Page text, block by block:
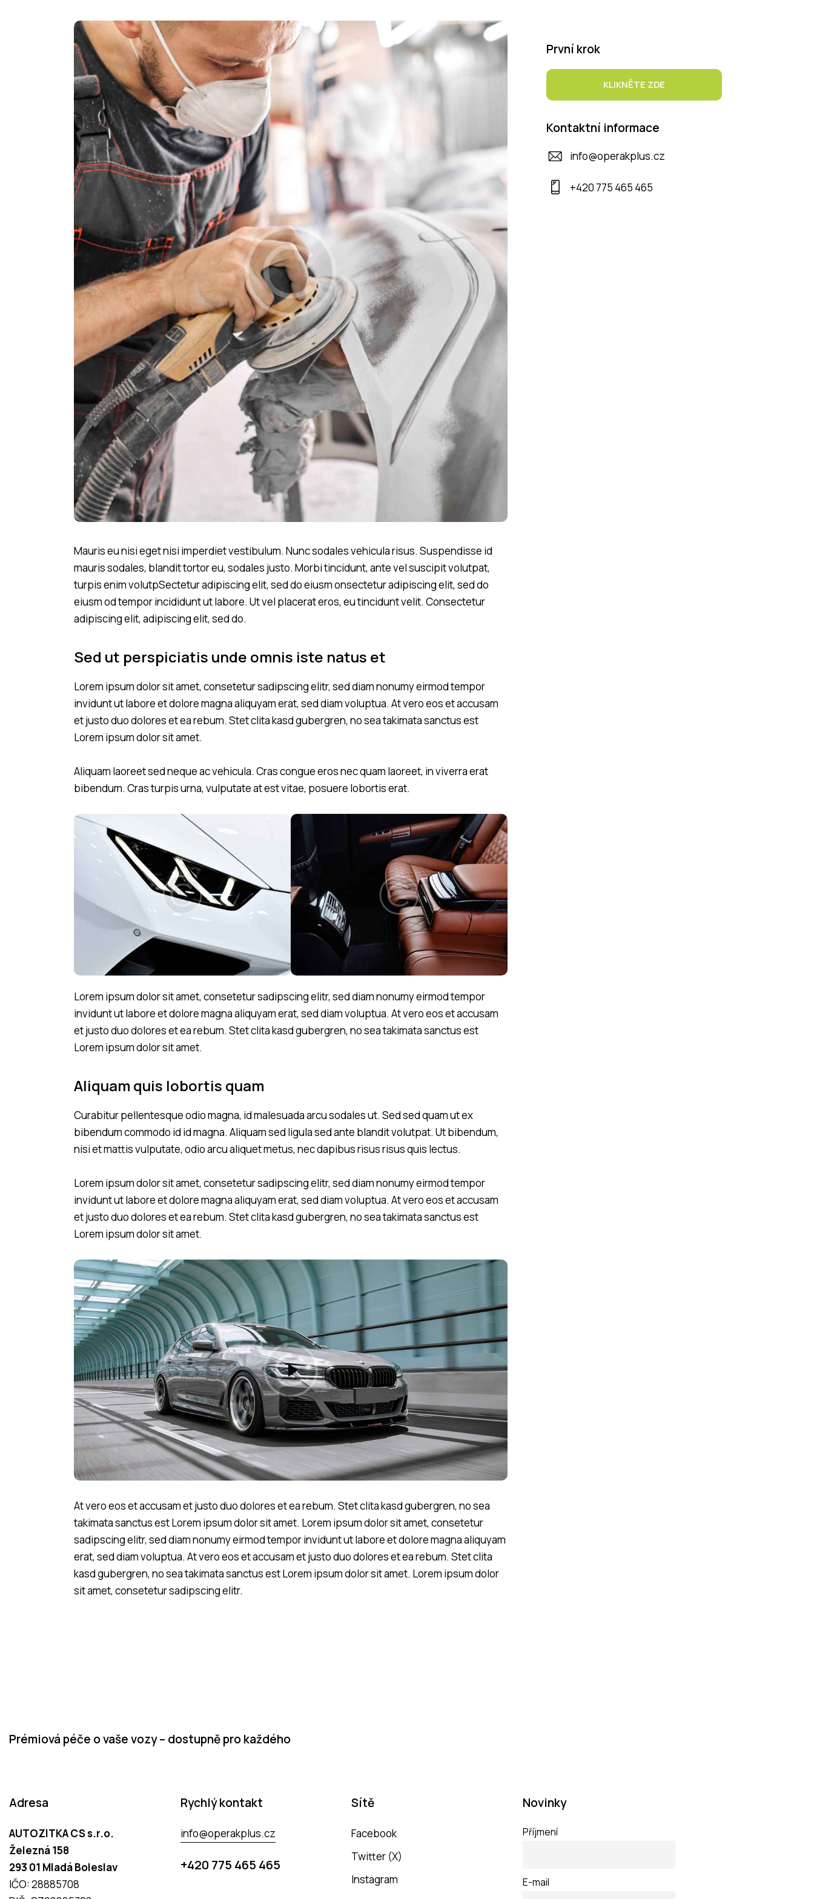
Mauris eu nisi eget nisi imperdiet vestibulum. Nunc sodales vehicula risus. Suspendisse id
mauris sodales, blandit tortor eu, sodales justo. Morbi tincidunt, ante vel suscipit volutpat,
turpis enim volutpSectetur adipiscing elit, sed do eiusm onsectetur adipiscing elit, sed do
eiusm od tempor incididunt ut labore. Ut vel placerat eros, eu tincidunt velit. Consectetur
adipiscing elit, adipiscing elit, sed do.
Sed ut perspiciatis unde omnis iste natus et
Lorem ipsum dolor sit amet, consetetur sadipscing elitr, sed diam nonumy eirmod tempor
invidunt ut labore et dolore magna aliquyam erat, sed diam voluptua. At vero eos et accusam
et justo duo dolores et ea rebum. Stet clita kasd gubergren, no sea takimata sanctus est
Lorem ipsum dolor sit amet.
Aliquam laoreet sed neque ac vehicula. Cras congue eros nec quam laoreet, in viverra erat
bibendum. Cras turpis urna, vulputate at est vitae, posuere lobortis erat.
Lorem ipsum dolor sit amet, consetetur sadipscing elitr, sed diam nonumy eirmod tempor
invidunt ut labore et dolore magna aliquyam erat, sed diam voluptua. At vero eos et accusam
et justo duo dolores et ea rebum. Stet clita kasd gubergren, no sea takimata sanctus est
Lorem ipsum dolor sit amet.
Aliquam quis lobortis quam
Curabitur pellentesque odio magna, id malesuada arcu sodales ut. Sed sed quam ut ex
bibendum commodo id id magna. Aliquam sed ligula sed ante blandit volutpat. Ut bibendum,
nisi et mattis vulputate, odio arcu aliquet metus, nec dapibus risus risus quis lectus.
Lorem ipsum dolor sit amet, consetetur sadipscing elitr, sed diam nonumy eirmod tempor
invidunt ut labore et dolore magna aliquyam erat, sed diam voluptua. At vero eos et accusam
et justo duo dolores et ea rebum. Stet clita kasd gubergren, no sea takimata sanctus est
Lorem ipsum dolor sit amet.
At vero eos et accusam et justo duo dolores et ea rebum. Stet clita kasd gubergren, no sea
takimata sanctus est Lorem ipsum dolor sit amet. Lorem ipsum dolor sit amet, consetetur
sadipscing elitr, sed diam nonumy eirmod tempor invidunt ut labore et dolore magna aliquyam
erat, sed diam voluptua. At vero eos et accusam et justo duo dolores et ea rebum. Stet clita
kasd gubergren, no sea takimata sanctus est Lorem ipsum dolor sit amet. Lorem ipsum dolor
sit amet, consetetur sadipscing elitr.
První krok
KLIKNĚTE ZDE
Kontaktní informace
info@operakplus.cz
+420 775 465 465
Prémiová péče o vaše vozy – dostupně pro každého
Adresa
AUTOZITKA CS s.r.o.
Železná 158
293 01 Mladá Boleslav
IČO: 28885708
Rychlý kontakt
info@operakplus.cz
+420 775 465 465
Sítě
Facebook
Twitter (X)
Instagram
Novinky
Příjmení
E-mail